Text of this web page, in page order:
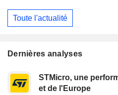
Toute l'actualité
Dernières analyses
STMicro, une
et de l'Europe